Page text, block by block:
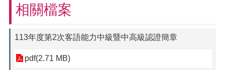
相關檔案
113年度第2次客語能力中級暨中高級認證簡章
pdf(2.71 MB)